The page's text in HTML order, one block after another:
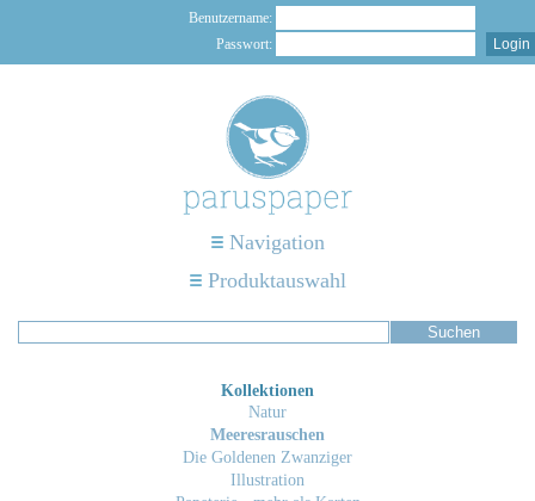
Benutzername:
Passwort:
Navigation
Produktauswahl
Kollektionen
Natur
Meeresrauschen
Die Goldenen Zwanziger
Illustration